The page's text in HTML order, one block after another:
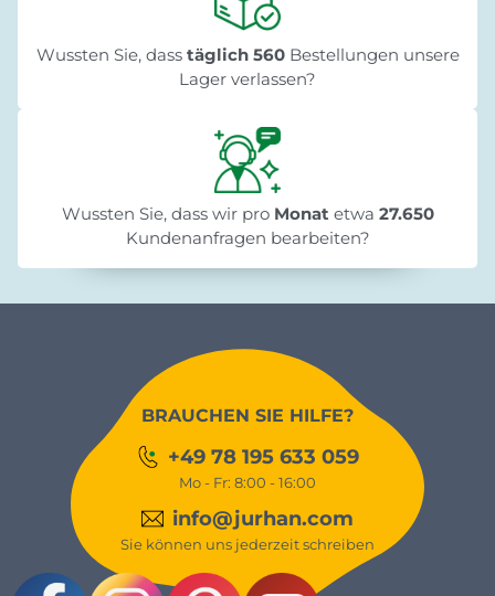
Wussten Sie, dass täglich 560Bestellungen unsere
Lager verlassen?
Wussten Sie, dass wir pro Monat etwa 27.650
Kundenanfragen bearbeiten?
BRAUCHEN SIE HILFE?
+49 78 195 633 059
Mo - Fr: 8:00 - 16:00
info@jurhan.com
Sie können uns jederzeit schreiben